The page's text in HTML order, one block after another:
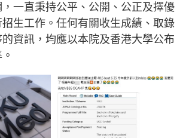
一直秉持公平、公開、公正及擇優
生工作。任何有關收生成績、取錄
資訊，均應以本院及香港大學公布